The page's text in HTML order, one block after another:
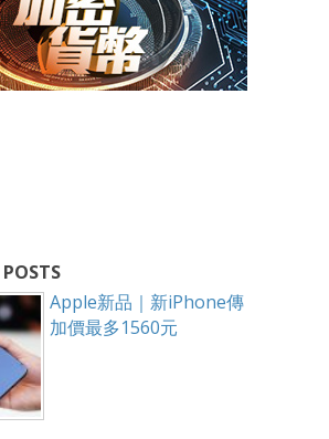
Apple新品｜新iPhone傳
加價最多1560元